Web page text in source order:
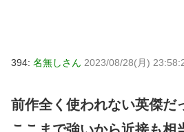
394: 名無しさん 2023/08/28(月)
前作全く使われない英傑だ